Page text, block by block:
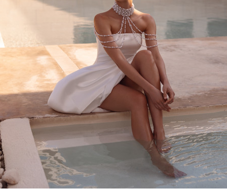
- 10% - 989€
SOLICITAR CITA
VER OTROS VESTIDOS DE LA COLECCIÓN
MAPA WEB
NOVIA